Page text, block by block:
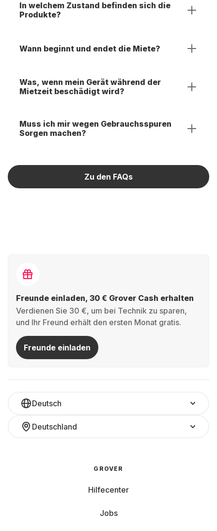
In welchem Zustand befinden sich die
Produkte?
Wann beginnt und endet die Miete?
Was, wenn mein Gerät während der
Mietzeit beschädigt wird?
Muss ich mir wegen Gebrauchsspuren
Sorgen machen?
Zu den FAQs
Freunde einladen, 30 € Grover Cash erhalten
Verdienen Sie 30 €, um bei Technik zu sparen,
und Ihr Freund erhält den ersten Monat gratis.
Freunde einladen
Deutsch
Deutschland
GROVER
Hilfecenter
Jobs